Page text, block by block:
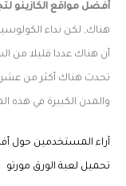
أفضل مواقع الكازينو
هناك, لكن نداء
أن هناك عددا قليلا من
تحدث هناك أكثر من
والمدن الكبيرة في هذه
آراء المستخدمين حول
تحميل لعبة الورق مورتو